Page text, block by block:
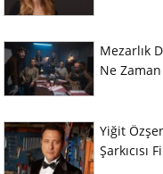
Mezarlık
Ne Zaman
Yiğit
Şarkıcısı